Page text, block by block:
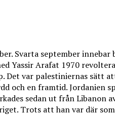
Svarta september
Yassir Arafat 1970
Det var palestiniernas sätt
och en framtid. Jordanien
sedan ut från Libanon
Trots att han var där som